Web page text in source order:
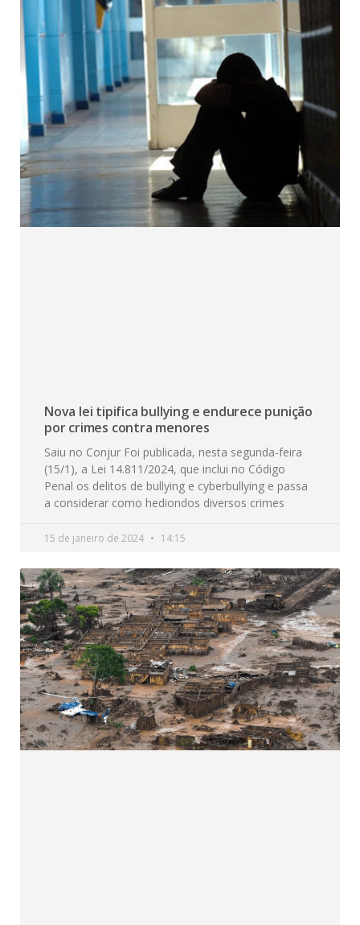
Nova lei tipifica bullying e endurece punição
por crimes contra menores
Saiu no Conjur Foi publicada, nesta segunda-feira
(15/1), a Lei 14.811/2024, que inclui no Código
Penal os delitos de bullying e cyberbullying e passa
a considerar como hediondos diversos crimes
15 de janeiro de 2024 14:15